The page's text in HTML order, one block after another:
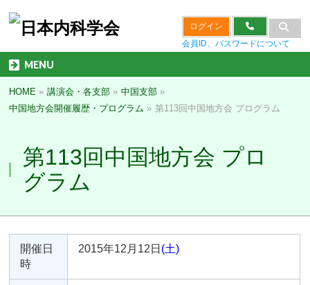
ログイン
会員ID、パスワードについて
MENU
HOME » 講演会・各支部 » 中国支部 »
中国地方会開催履歴・プログラム » 第113回中国地方会 プログラム
第113回中国地方会 プロ
グラム
開催日
時
2015年12月12日 (土)